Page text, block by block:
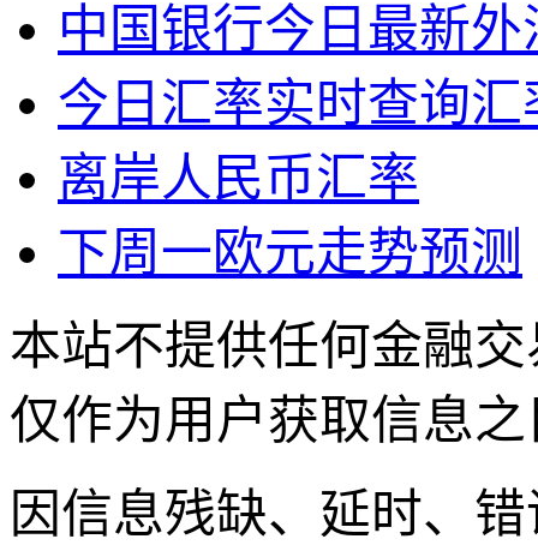
中国银行今日最新
今日汇率实时查询汇
离岸人民币汇率
下周一欧元走势预测
本站不提供任何金融
仅作为用户获取信息
因信息残缺、延时、